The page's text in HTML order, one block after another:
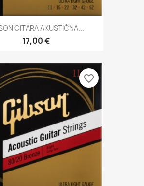
GITARA AKUSTIČNA...
17,00 €
favorite_border